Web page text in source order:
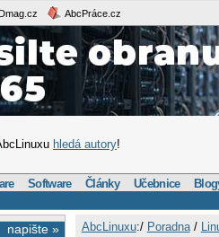
AbcPráce.cz
hledá autory!
Software Články Učebnice
napište » AbcLinuxu:/ Poradna/